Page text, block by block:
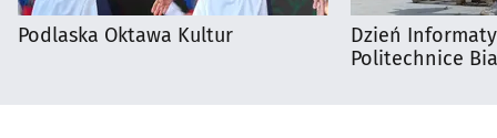
Podlaska Oktawa Kultur
Dzień
Politechnice